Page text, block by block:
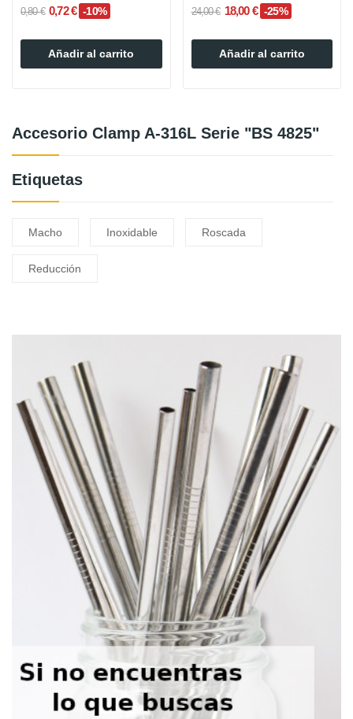
Accesorio Clamp A-316L Serie "BS 4825"
Etiquetas
Macho Inoxidable Roscada
Reducción
0,80 € 0,72 € -10%
Añadir al carrito
24,00 € 18,00 € -25%
Añadir al carrito